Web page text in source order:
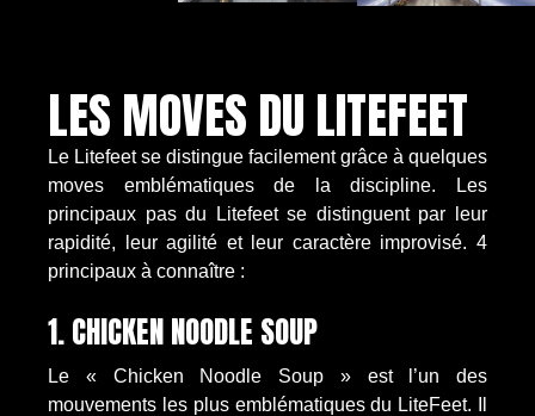
LES MOVES DU LITEFEET
Le Litefeet se distingue facilement grâce à quelques
moves emblématiques de la discipline. Les
principaux pas du Litefeet se distinguent par leur
rapidité, leur agilité et leur caractère improvisé. 4
principaux à connaître :
1. CHICKEN NOODLE SOUP
Le « Chicken Noodle Soup » est l’un des
mouvements les plus emblématiques du LiteFeet. Il